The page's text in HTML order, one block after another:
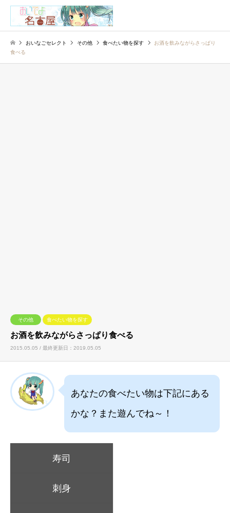
おいなごセレクト その他 食べたい物を探す
お酒を飲みながらさっぱり
食べる
その他 食べたい物を探す
お酒を飲みながらさっぱり食べる
2015.05.05 / 最終更新日：2019.05.05
あなたの食べたい物は下記にある
かな？また遊んでね～！
寿司
刺身